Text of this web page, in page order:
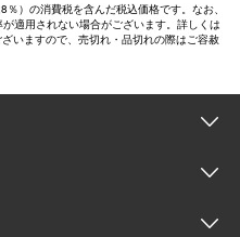
）の消費税を含んだ税込価格です。なお、
適用されない場合がございます。詳しくは
いますので、売切れ・品切れの際はご容赦